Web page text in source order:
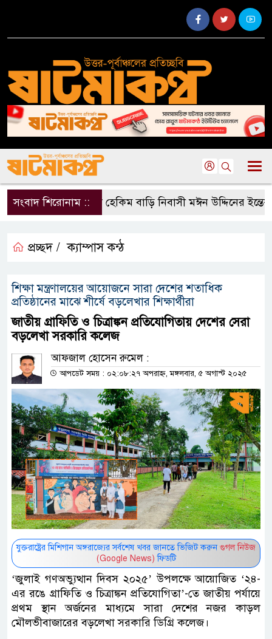
সংবাদ শিরোনাম ::
গাজিটেকা হেকিম বাড়ি নিবাসী মঈন উদ্দিনের ইন্তেকাল
প্রচ্ছদ / ক‍্যাম্পাস কন্ঠ
শিক্ষা মন্ত্রণালয়ের আয়োজনে সারা দেশের শতাধিক
প্রতিষ্ঠানের মাঝে শীর্ষে বড়লেখার শিক্ষার্থীরা
জাতীয় গ্রাফিতি ও চিত্রাঙ্কন প্রতিযোগিতায় দেশের সেরা
বড়লেখা সরকারি কলেজ
আফজাল হোসেন রুমেল :
আপডেট সময় : ০২:০৮:২৭ অপরাহ্ন, মঙ্গলবার, ৫ অগাস্ট ২০২৫
যুক্তরাষ্ট্রের মিশিগান অঙ্গরাজ্যের সর্বশেষ খবর জানতে ভিজিট করুন গুগল নিউজ
(Google News) ফিডটি
‘জুলাই গণঅভ্যুত্থান দিবস ২০২৫’ উপলক্ষে আয়োজিত ‘২৪-
এর রঙে গ্রাফিতি ও চিত্রাঙ্কন প্রতিযোগিতা’-তে জাতীয় পর্যায়ে
প্রথম স্থান অর্জনের মাধ্যমে সারা দেশের নজর কাড়ল
মৌলভীবাজারের বড়লেখা সরকারি ডিগ্রি কলেজ।